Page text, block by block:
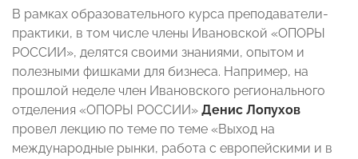
В рамках образовательного курса преподаватели-
практики, в том числе члены Ивановской «ОПОРЫ
РОССИИ», делятся своими знаниями, опытом и
полезными фишками для бизнеса. Например, на
прошлой неделе член Ивановского регионального
отделения «ОПОРЫ РОССИИ» Денис Лопухов
провел лекцию по теме по теме «Выход на
международные рынки, работа с европейскими и в